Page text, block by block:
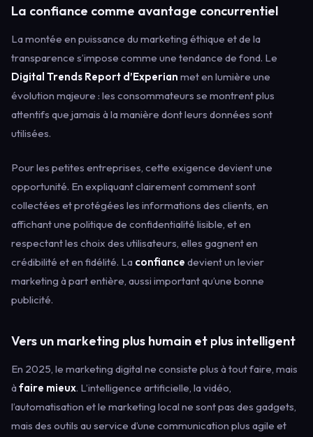
La confiance comme avantage concurrentiel
La montée en puissance du marketing éthique et de la
transparence s’impose comme une tendance de fond. Le
Digital Trends Report d’Experian met en lumière une
évolution majeure : les consommateurs se montrent plus
attentifs que jamais à la manière dont leurs données sont
utilisées.
Pour les petites entreprises, cette exigence devient une
opportunité. En expliquant clairement comment sont
collectées et protégées les informations des clients, en
affichant une politique de confidentialité lisible, et en
respectant les choix des utilisateurs, elles gagnent en
crédibilité et en fidélité. La confiance devient un levier
marketing à part entière, aussi important qu’une bonne
publicité.
Vers un marketing plus humain et plus intelligent
En 2025, le marketing digital ne consiste plus à tout faire, mais
àfaire mieux. L’intelligence artificielle, la vidéo,
l’automatisation et le marketing local ne sont pas des gadgets,
mais des outils au service d’une communication plus agile et